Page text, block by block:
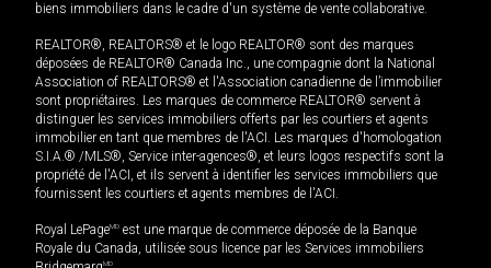
biens immobiliers dans le cadre d'un système de vente collaborative.
REALTOR®, REALTORS® et le logo REALTOR® sont des marques
déposées de REALTOR® Canada Inc., une compagnie dont la National
Association of REALTORS® et l'Association canadienne de l’immobilier
sont propriétaires. Les marques de commerce REALTOR® servent à
distinguer les services immobiliers offerts par les courtiers et agents
immobilier en tant que membres de l'ACI. Les marques d'homologation
S.I.A.® /MLS®, Service inter-agences®, et leurs logos respectifs sont la
propriété de l'ACI, et ils servent à identifier les services immobiliers que
fournissent les courtiers et agents membres de l'ACI.
Royal LePageMD est une marque de commerce déposée de la Banque
Royale du Canada, utilisée sous licence par les Services immobiliers
MD